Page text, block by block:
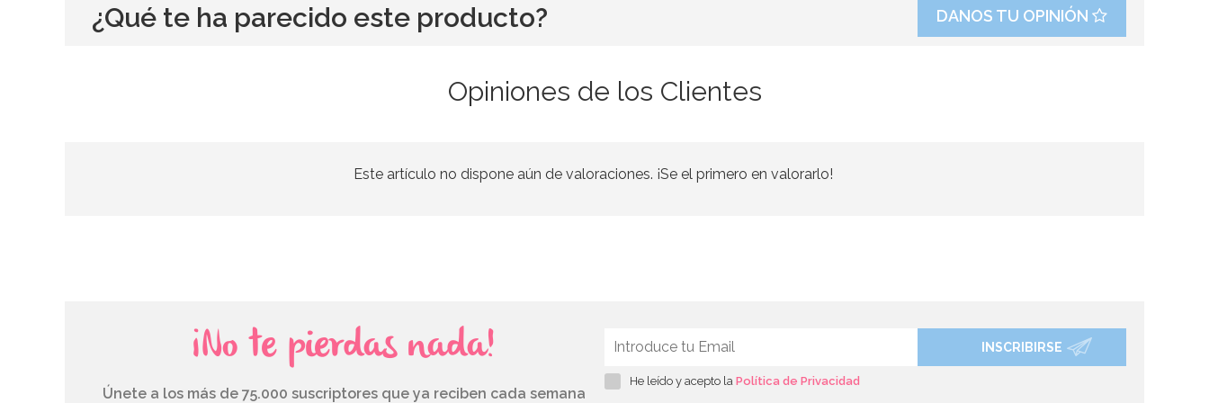
¿Qué te ha parecido este producto? DANOS TU OPINIÓN
Opiniones de los Clientes
Este artículo no dispone aún de valoraciones. ¡Se el primero en valorarlo!
¡No te pierdas nada!
Únete a los más de 75.000 suscriptores que ya reciben cada semana
INSCRIBIRSE
He leído y acepto la Política de Privacidad